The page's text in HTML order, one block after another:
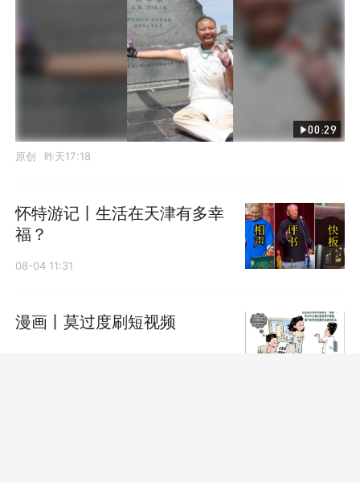
发布
00:29
原创 昨天17:18
怀特游记丨生活在天津有多幸
福？
08-04 11:31
漫画丨莫过度刷短视频